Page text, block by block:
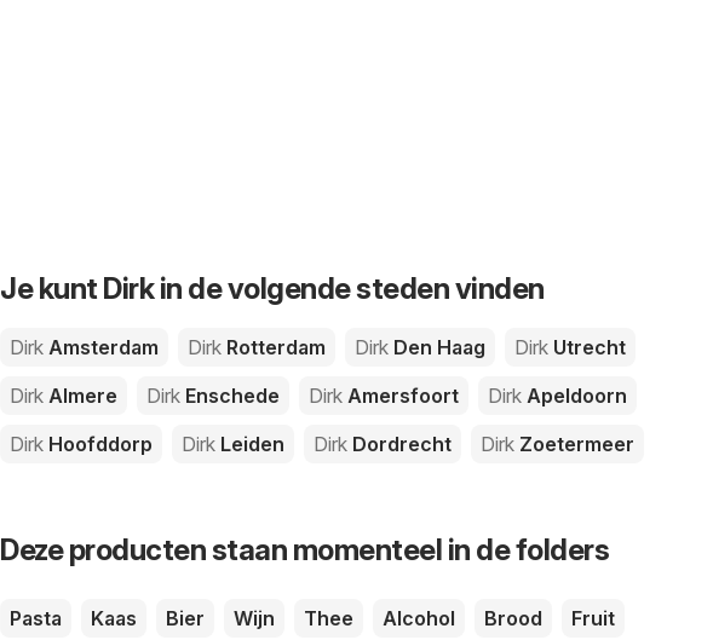
Je kunt Dirk in de volgende steden vinden
Dirk Amsterdam Dirk Rotterdam Dirk Den Haag Dirk Utrecht
Dirk Almere Dirk Enschede Dirk Amersfoort Dirk Apeldoorn
Dirk Hoofddorp Dirk Leiden Dirk Dordrecht Dirk Zoetermeer
Deze producten staan momenteel in de folders
Pasta Kaas Bier Wijn Thee Alcohol Brood
Fruit